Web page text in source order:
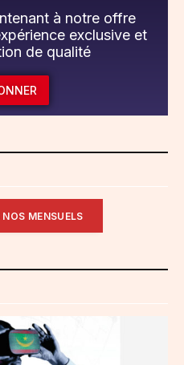
à notre offre
exclusive et
de qualité
NOS MENSUELS